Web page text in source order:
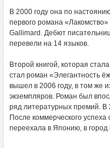
В 2000 году она по
первого романа
Gallimard. Дебют
перевели на 14 языков.
Второй книгой, которая
стал роман «Элегантность
вышел в 2006 году, в том же
экземпляров. Роман был
ряд литературных премий. В
После коммерческого успеха
переехала в Японию, в город